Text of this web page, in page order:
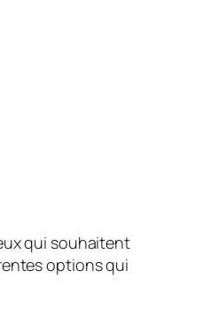
qui souhaitent
options qui